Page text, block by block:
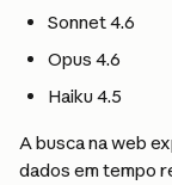
Sonnet 4.6
Opus 4.6
Haiku 4.5
A busca na web
dados em tempo